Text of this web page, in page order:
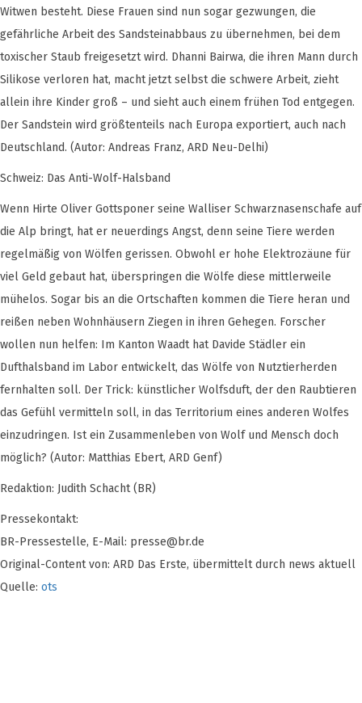
Witwen besteht. Diese Frauen sind nun sogar gezwungen, die
gefährliche Arbeit des Sandsteinabbaus zu übernehmen, bei dem
toxischer Staub freigesetzt wird. Dhanni Bairwa, die ihren Mann durch
Silikose verloren hat, macht jetzt selbst die schwere Arbeit, zieht
allein ihre Kinder groß – und sieht auch einem frühen Tod entgegen.
Der Sandstein wird größtenteils nach Europa exportiert, auch nach
Deutschland. (Autor: Andreas Franz, ARD Neu-Delhi)
Schweiz: Das Anti-Wolf-Halsband
Wenn Hirte Oliver Gottsponer seine Walliser Schwarznasenschafe auf
die Alp bringt, hat er neuerdings Angst, denn seine Tiere werden
regelmäßig von Wölfen gerissen. Obwohl er hohe Elektrozäune für
viel Geld gebaut hat, überspringen die Wölfe diese mittlerweile
mühelos. Sogar bis an die Ortschaften kommen die Tiere heran und
reißen neben Wohnhäusern Ziegen in ihren Gehegen. Forscher
wollen nun helfen: Im Kanton Waadt hat Davide Städler ein
Dufthalsband im Labor entwickelt, das Wölfe von Nutztierherden
fernhalten soll. Der Trick: künstlicher Wolfsduft, der den Raubtieren
das Gefühl vermitteln soll, in das Territorium eines anderen Wolfes
einzudringen. Ist ein Zusammenleben von Wolf und Mensch doch
möglich? (Autor: Matthias Ebert, ARD Genf)
Redaktion: Judith Schacht (BR)
Pressekontakt:
BR-Pressestelle, E-Mail: presse@br.de
Original-Content von: ARD Das Erste, übermittelt durch news aktuell
Quelle: ots